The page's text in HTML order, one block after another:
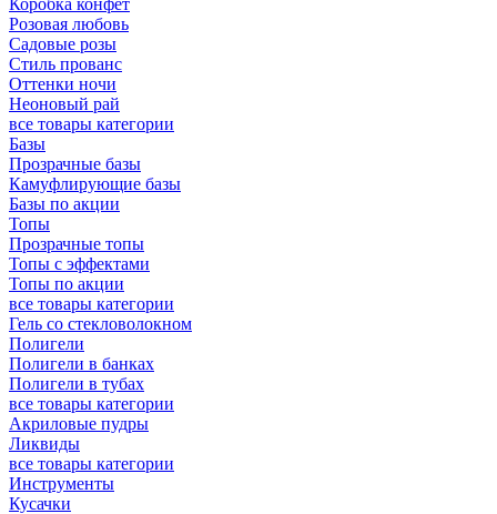
Коробка конфет
Розовая любовь
Садовые розы
Стиль прованс
Оттенки ночи
Неоновый рай
все товары категории
Базы
Прозрачные базы
Камуфлирующие базы
Базы по акции
Топы
Прозрачные топы
Топы с эффектами
Топы по акции
все товары категории
Гель со стекловолокном
Полигели
Полигели в банках
Полигели в тубах
все товары категории
Акриловые пудры
Ликвиды
все товары категории
Инструменты
Кусачки